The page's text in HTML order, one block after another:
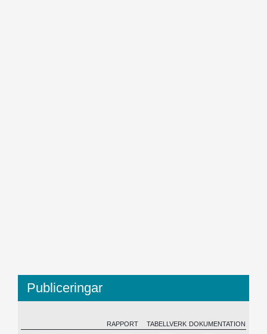
Publiceringar
BESKRIVNING
RAPPORT TABELLVERK DOKUMENTATION